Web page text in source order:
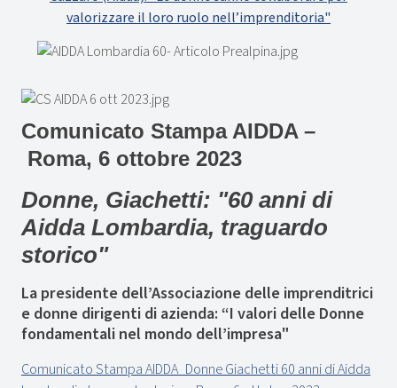
valorizzare il loro ruolo nell’imprenditoria"
Comunicato Stampa AIDDA –
Roma, 6 ottobre 2023
Donne, Giachetti: "60 anni di
Aidda Lombardia, traguardo
storico"
La presidente dell’Associazione delle imprenditrici
e donne dirigenti di azienda: “I valori delle Donne
fondamentali nel mondo dell’impresa"
Comunicato Stampa AIDDA_Donne Giachetti 60 anni di Aidda